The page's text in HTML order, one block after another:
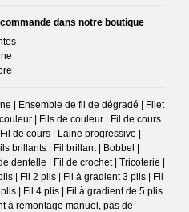
dans notre boutique
| Ensemble de fil de dégradé | Filet
| Fils de couleur | Fil de cours
de cours | Laine progressive |
brillants | Fil brillant | Bobbel |
dentelle | Fil de crochet | Tricoterie |
| Fil 2 plis | Fil à gradient 3 plis | Fil
| Fil 4 plis | Fil à gradient de 5 plis
à remontage manuel, pas de